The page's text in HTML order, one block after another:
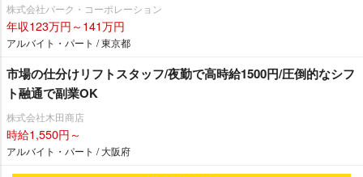
株式会社パーク・コーポレーション
年収123万円～141万円
アルバイト・パート / 東京都
市場の仕分けリフトスタッフ/夜勤で高時給1500円/圧倒的なシフ
ト融通で副業OK
株式会社木田商店
時給1,550円～
アルバイト・パート / 大阪府